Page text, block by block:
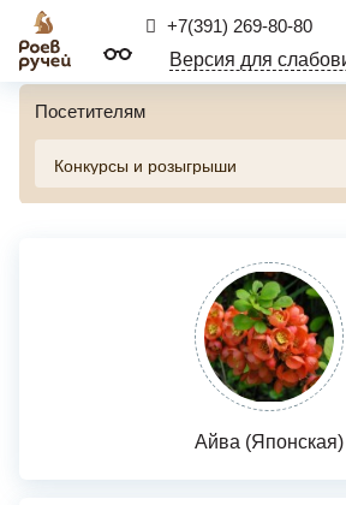
+7(391) 269-80-80
Версия для
Айва (Японская)
Посетителям